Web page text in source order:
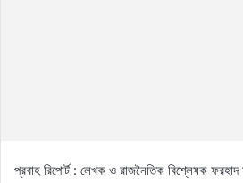
প্রবাহ রিপোর্ট : লেখক ও রাজনৈতিক বিশ্লেষক